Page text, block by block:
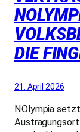
DIE
21. April 2026
NOlympia